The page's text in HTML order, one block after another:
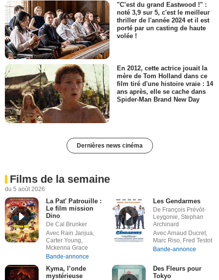
"C’est du grand Eastwood !" :
noté 3,9 sur 5, c'est le meilleur
thriller de l'année 2024 et il est
porté par un casting de haute
volée !
En 2012, cette actrice jouait la
mère de Tom Holland dans ce
film tiré d'une histoire vraie : 14
ans après, elle se cache dans
Spider-Man Brand New Day
Dernières news cinéma
Films de la semaine
du 5 août 2026
La Pat' Patrouille :
Le film mission
Dino
De Cal Brunker
Avec Rain Janjua,
Carter Young,
Mckenna Grace
Bande-annonce
Les Gendarmes
De François Prévôt-
Leygonie, Stephan
Archinard
Avec Arnaud Ducret,
Marc Riso, Fred Testot
Bande-annonce
Kyma, l’onde
mystérieuse
Des Fleurs pour
Tokyo